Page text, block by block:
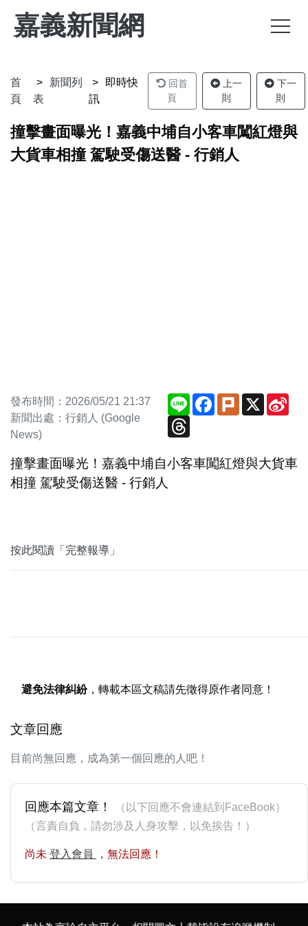
嘉義新聞網
首
頁
新聞列
表
即時快
訊
回首
頁
上一
則
下一
則
撞擊畫面曝光！嘉義中埔自小客車闖紅燈與
大貨車相撞 駕駛受傷送醫 - 行銷人
發布時間：2026/05/21 21:37
新聞出處：行銷人 (Google
News)
Line Facebook
Plurk X
撞擊畫面曝光！嘉義中埔自小客車闖紅燈與大貨車
相撞 駕駛受傷送醫 - 行銷人
按此閱讀「完整報導」
避免法律糾紛，轉載本區文稿請先徵得原作者同意！
文章回應
目前尚無回應，成為第一個回應的人吧！
回應本篇文章！
（以下回應不會連結到FaceBook）
（言責自負，請勿涉及人身攻擊，以免挨告！）
尚未 登入會員 ，無法回應！